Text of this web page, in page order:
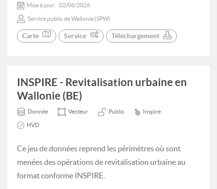
Mise à jour: 02/06/2026
Service public de Wallonie (SPW)
Carte Service Téléchargement
INSPIRE - Revitalisation urbaine en
Wallonie (BE)
Donnée Vecteur Public Inspire
HVD
Ce jeu de données reprend les périmètres où sont
menées des opérations de revitalisation urbaine au
format conforme INSPIRE.